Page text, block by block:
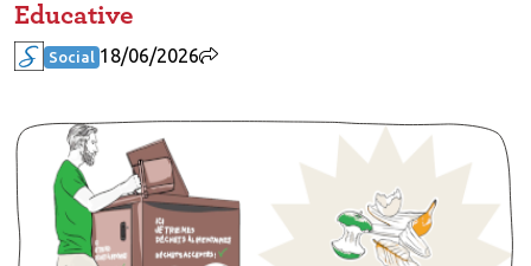
Educative
Social 18/06/2026